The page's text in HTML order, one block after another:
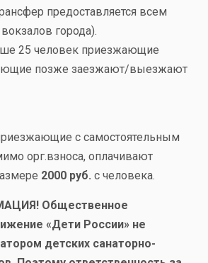
предоставляется всем
города).
25 человек приезжающие
позже заезжают/выезжают
с самостоятельным
орг.взноса, оплачивают
2000 руб. с человека.
Общественное
«Дети России» не
детских санаторно-